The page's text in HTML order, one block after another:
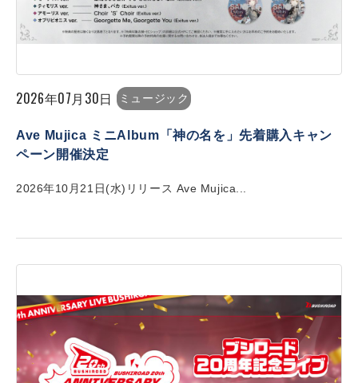
2026年07月30日 ミュージック
Ave Mujica ミニAlbum「神の名を」先着購入キャン
ペーン開催決定
2026年10月21日(水)リリース Ave Mujica...